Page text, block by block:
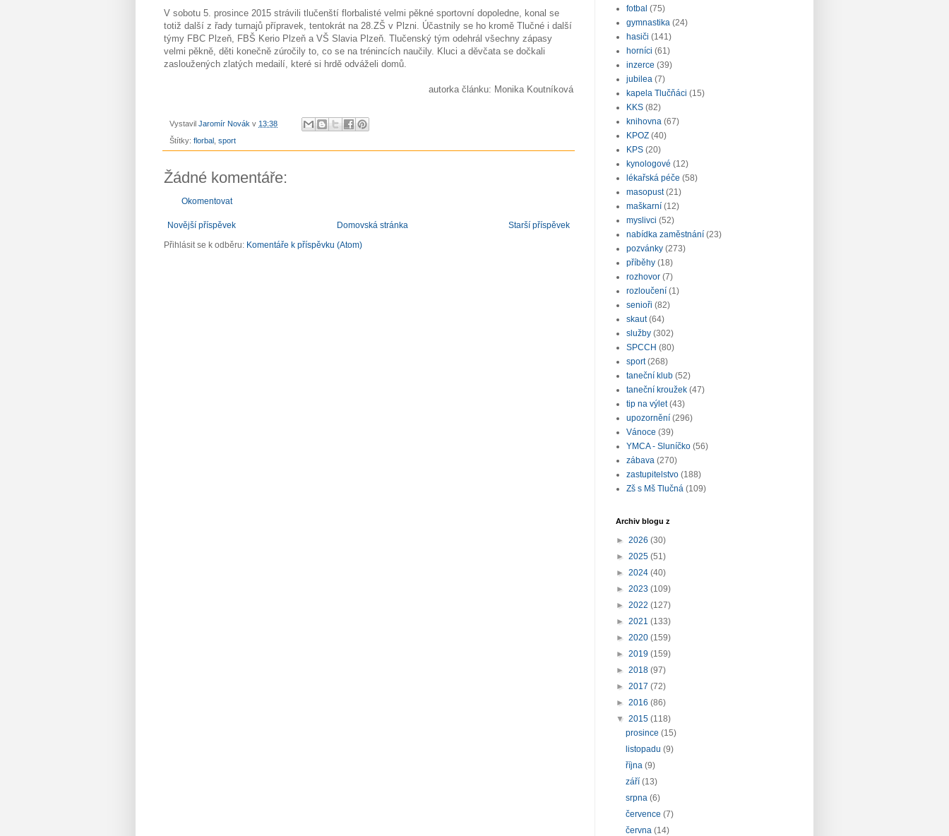
V sobotu 5. prosince 2015 strávili tlučenští florbalisté velmi pěkné sportovní dopoledne, konal se
totiž další z řady turnajů přípravek, tentokrát na 28.ZŠ v Plzni. Účastnily se ho kromě Tlučné i další
týmy FBC Plzeň, FBŠ Kerio Plzeň a VŠ Slavia Plzeň. Tlučenský tým odehrál všechny zápasy
velmi pěkně, děti konečně zúročily to, co se na trénincích naučily. Kluci a děvčata se dočkali
zasloužených zlatých medailí, které si hrdě odváželi domů.
autorka článku: Monika Koutníková
Vystavil Jaromír Novák v 13:38
Štítky: florbal sport
Žádné komentáře:
Okomentovat
Novější příspěvek Starší příspěvek
Domovská stránka
Přihlásit se k odběru: Komentáře k příspěvku (Atom)
fotbal (75)
gymnastika (24)
hasiči (141)
horníci (61)
inzerce (39)
jubilea (7)
kapela Tlučňáci (15)
KKS (82)
knihovna (67)
KPOZ (40)
KPS (20)
kynologové (12)
lékařská péče (58)
masopust (21)
maškarní (12)
myslivci (52)
nabídka zaměstnání (23)
pozvánky (273)
příběhy (18)
rozhovor (7)
rozloučení (1)
senioři (82)
skaut (64)
služby (302)
SPCCH (80)
sport (268)
taneční klub (52)
taneční kroužek (47)
tip na výlet (43)
upozornění (296)
Vánoce (39)
YMCA - Sluníčko (56)
zábava (270)
zastupitelstvo (188)
Zš s Mš Tlučná (109)
Archiv blogu z
► 2026 (30)
► 2025 (51)
► 2024 (40)
► 2023 (109)
► 2022 (127)
► 2021 (133)
► 2020 (159)
► 2019 (159)
► 2018 (97)
► 2017 (72)
► 2016 (86)
▼ 2015 (118)
prosince(15)
listopadu(9)
října(9)
září(13)
srpna(6)
července(7)
června(14)